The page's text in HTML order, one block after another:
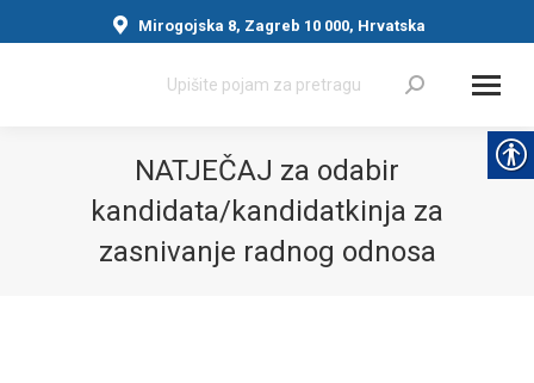
Mirogojska 8, Zagreb 10 000, Hrvatska
Search:
NATJEČAJ za odabir
kandidata/kandidatkinja za
zasnivanje radnog odnosa